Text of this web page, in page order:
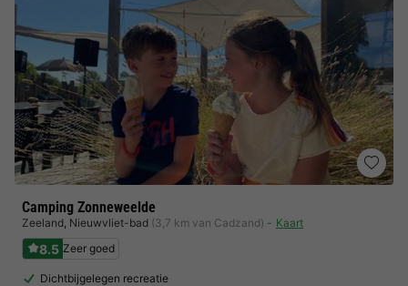
Camping Zonneweelde
Zeeland, Nieuwvliet-bad (3,7 km van Cadzand) Kaart
8.5 Zeer goed
Dichtbijgelegen recreatie